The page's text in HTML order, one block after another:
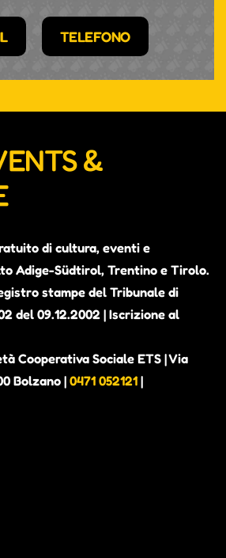
TELEFONO
&
di cultura, eventi e
Adige-Südtirol, Trentino e Tirolo.
stampe del Tribunale di
del 09.12.2002 | Iscrizione al
Cooperativa Sociale ETS | Via
Bolzano |0471 052121 |